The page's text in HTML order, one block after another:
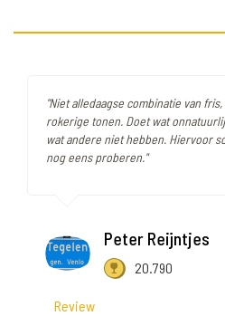
"Niet alledaagse combinatie van
rokerige tonen. Doet wat
wat andere niet hebben. Hiervoor
nog eens proberen."
Peter Reijntjes
20.790
Review